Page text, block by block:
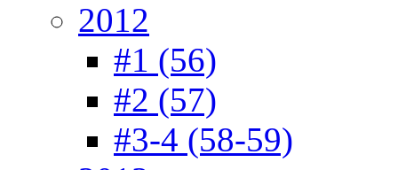
2012
#1 (56)
#2 (57)
#3-4 (58-59)